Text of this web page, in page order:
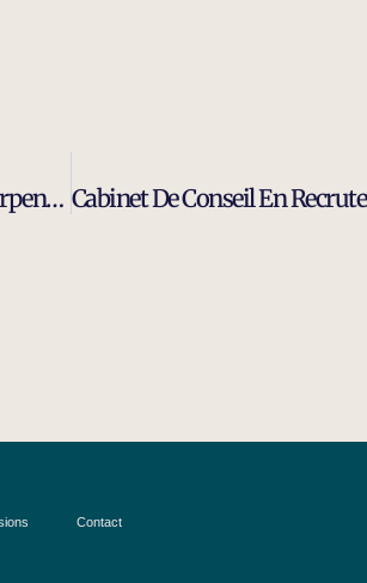
Expert Du Recrutement D’ingénieurs Et Cadres Dirigeants À Carpentras
Contact